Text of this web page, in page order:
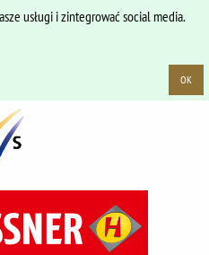
usługi i zintegrować social media.
OK